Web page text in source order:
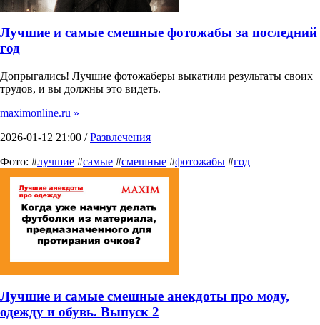
Лучшие и самые смешные фотожабы за последний
год
Допрыгались! Лучшие фотожаберы выкатили результаты своих
трудов, и вы должны это видеть.
maximonline.ru »
2026-01-12 21:00 /Развлечения
Фото: #лучшие #самые #смешные #фотожабы #год
Лучшие и самые смешные анекдоты про моду,
одежду и обувь. Выпуск 2